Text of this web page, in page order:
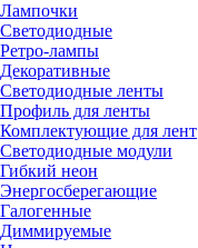
Лампочки
Светодиодные
Ретро-лампы
Декоративные
Светодиодные ленты
Профиль для ленты
Комплектующие для лент
Светодиодные модули
Гибкий неон
Энергосберегающие
Галогенные
Диммируемые